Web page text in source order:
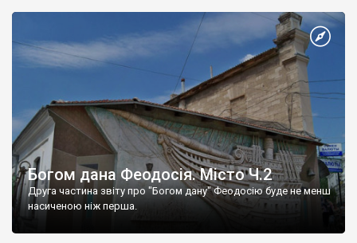
Богом дана Феодосія. Місто Ч.2
Друга частина звіту про "Богом дану" Феодосію буде не менш
насиченою ніж перша.